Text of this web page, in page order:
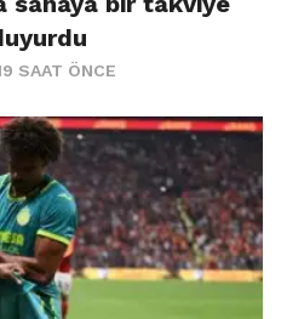
SAAT ÖNCE